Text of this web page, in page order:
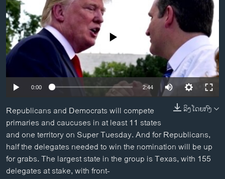
ອິດສະຫຼະພາບດ້ານການຂ່າວ
ຊີວິດຊາວລາວ
ຊຸມຊົນຊາວລາວ
ວິທະຍາສາດ-ເທັກໂນໂລຈີ
ທຸລະກິດ
ວີດີໂອ
ສຽງ
ລາຍການກະຈາຍສຽງ
ລາຍງານ
ຕິດຕາມພວກເຮົາ ທີ່
No media source currently available
0:00 2:44
ລິງໂດຍກົງ
Republicans and Democrats will compete
primaries and caucuses in at least 11 states
and one territory on Super Tuesday. And for Republicans,
half the delegates needed to win the nomination will be up
for grabs. The largest state in the group is Texas, with 155
delegates at stake, with front-